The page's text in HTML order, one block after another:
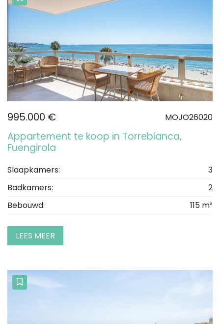
995.000 € MOJO26020
Appartement te koop in Torreblanca,
Fuengirola
Slaapkamers:
3
Badkamers:
2
Bebouwd:
115 m²
LEES MEER